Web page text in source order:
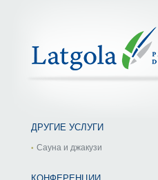
ДРУГИЕ УСЛУГИ
Сауна и джакузи